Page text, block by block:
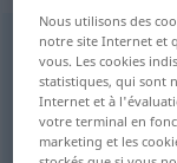
interpretacef
Vue
(Pour plus
Nous utilisons des
notre site Internet et
vous. Les cookies
statistiques, qui sont
Internet et à
votre terminal en
marketing et les